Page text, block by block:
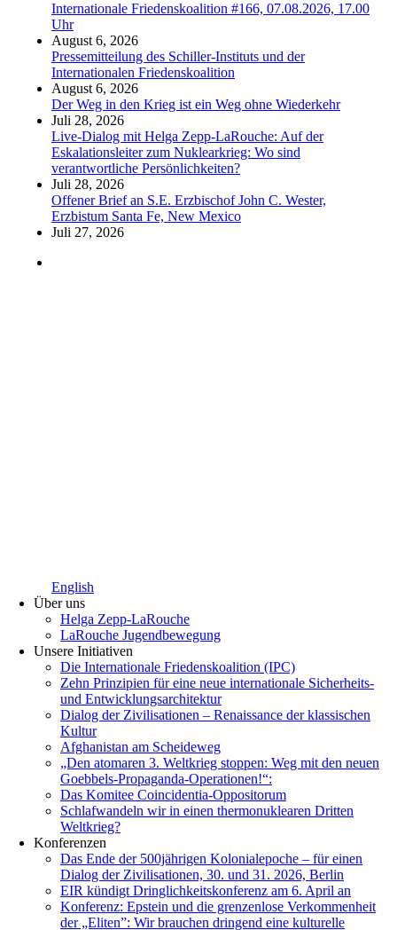
Internationale Friedenskoalition #166, 07.08.2026, 17.00
Uhr
August 6, 2026
Pressemitteilung des Schiller-Instituts und der
Internationalen Friedenskoalition
August 6, 2026
Der Weg in den Krieg ist ein Weg ohne Wiederkehr
Juli 28, 2026
Live-Dialog mit Helga Zepp-LaRouche: Auf der
Eskalationsleiter zum Nuklearkrieg: Wo sind
verantwortliche Persönlichkeiten?
Juli 28, 2026
Offener Brief an S.E. Erzbischof John C. Wester,
Erzbistum Santa Fe, New Mexico
Juli 27, 2026
English
Über uns
Helga Zepp-LaRouche
LaRouche Jugendbewegung
Unsere Initiativen
Die Internationale Friedenskoalition (IPC)
­Zehn Prinzipien für eine neue internationale Sicherheits-
und Entwicklungsarchitektur
Dialog der Zivilisationen – Renaissance der klassischen
Kultur
Afghanistan am Scheideweg
„Den atomaren 3. Weltkrieg stoppen: Weg mit den neuen
Goebbels-Propaganda-Operationen!“:
Das Komitee Coincidentia-Oppositorum
Schlafwandeln wir in einen thermonuklearen Dritten
Weltkrieg?
Konferenzen
Das Ende der 500jährigen Kolonialepoche – für einen
Dialog der Zivilisationen, 30. und 31. 2026, Berlin
EIR kündigt Dringlichkeitskonferenz am 6. April an
Konferenz: Epstein und die grenzenlose Verkommenheit
der „Eliten”: Wir brauchen dringend eine kulturelle